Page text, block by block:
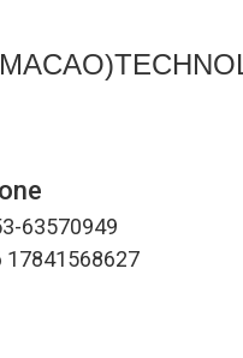
63570949
17841568627